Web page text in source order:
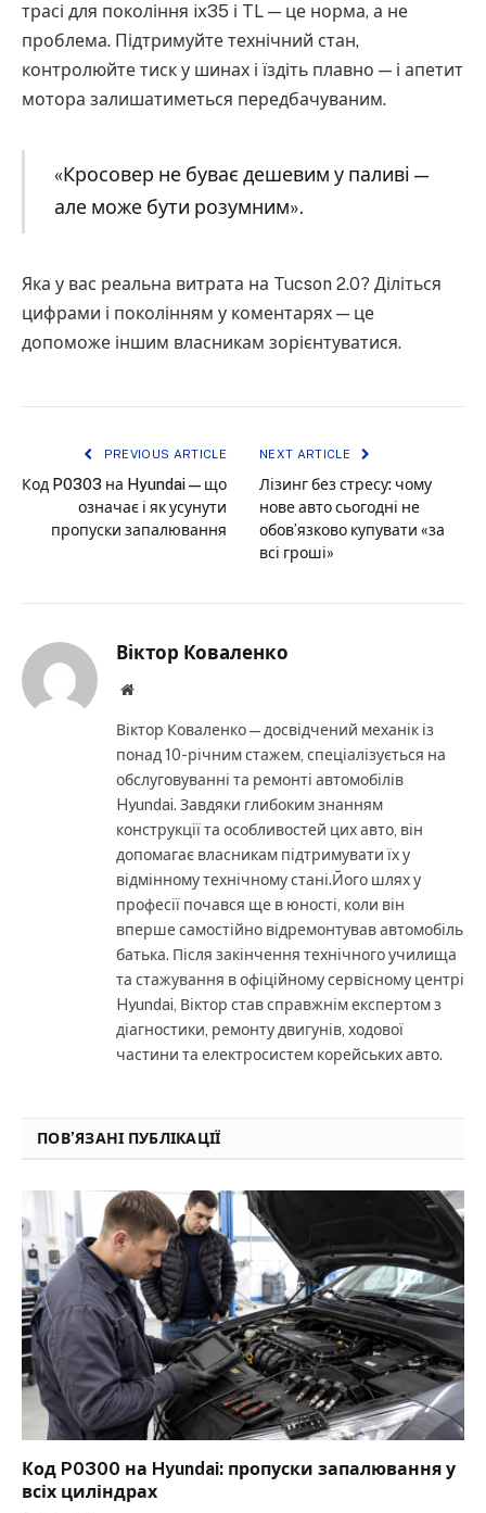
трасі для покоління ix35 і TL — це норма, а не
проблема. Підтримуйте технічний стан,
контролюйте тиск у шинах і їздіть плавно — і апетит
мотора залишатиметься передбачуваним.
«Кросовер не буває дешевим у паливі —
але може бути розумним».
Яка у вас реальна витрата на Tucson 2.0? Діліться
цифрами і поколінням у коментарях — це
допоможе іншим власникам зорієнтуватися.
PREVIOUS ARTICLE
Код P0303 на Hyundai — що
означає і як усунути
пропуски запалювання
NEXT ARTICLE
Лізинг без стресу: чому
нове авто сьогодні не
обов’язково купувати «за
всі гроші»
Віктор Коваленко
Website
Віктор Коваленко — досвідчений механік із
понад 10-річним стажем, спеціалізується на
обслуговуванні та ремонті автомобілів
Hyundai. Завдяки глибоким знанням
конструкції та особливостей цих авто, він
допомагає власникам підтримувати їх у
відмінному технічному стані.Його шлях у
професії почався ще в юності, коли він
вперше самостійно відремонтував автомобіль
батька. Після закінчення технічного училища
та стажування в офіційному сервісному центрі
Hyundai, Віктор став справжнім експертом з
діагностики, ремонту двигунів, ходової
частини та електросистем корейських авто.
ПОВ’ЯЗАНІ ПУБЛІКАЦІЇ
Код P0300 на Hyundai: пропуски запалювання у
всіх циліндрах